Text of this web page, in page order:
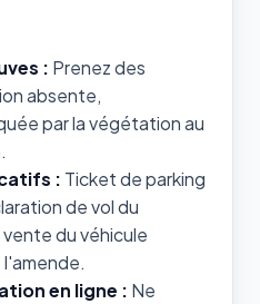
: Prenez des
absente,
par la végétation au
: Ticket de parking
de vol du
du véhicule
en ligne : Ne